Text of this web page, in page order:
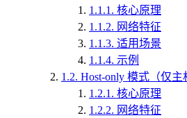
1.1.1. 核心原理
1.1.2. 网络特征
1.1.3. 适用场景
1.1.4. 示例
1.2. Host-only 模式（仅主
1.2.1. 核心原理
1.2.2. 网络特征